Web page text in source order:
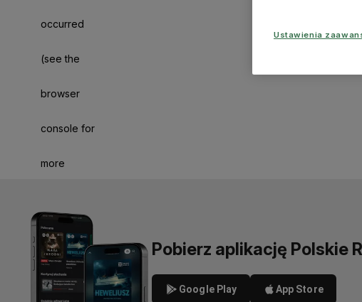
occurred
(see the
browser
console for
more
Pobierz aplikację Polskie
Google Play App Store
Ustawienia